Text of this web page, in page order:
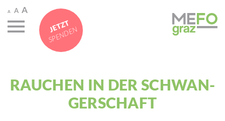
A A A
RAUCHEN IN DER SCHWAN­
GER­SCHAFT
JETZT
SPENDEN